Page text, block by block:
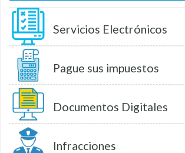
Servicios Electrónicos
Pague sus impuestos
Documentos Digitales
Infracciones